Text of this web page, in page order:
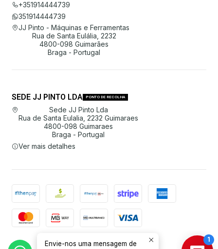
+351914444739
351914444739
JJ Pinto - Máquinas e Ferramentas
Rua de Santa Eulália, 2232
4800-098 Guimarães
Braga - Portugal
SEDE JJ PINTO LDA PONTO DE RECOLHA
Sede JJ Pinto Lda
Rua de Santa Eulalia, 2232 Guimaraes
4800-098 Guimaraes
Braga - Portugal
Ver mais detalhes
2026 JJ Pinto Lda.
Envie-nos uma mensagem de